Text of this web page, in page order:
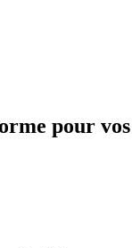
pour vos